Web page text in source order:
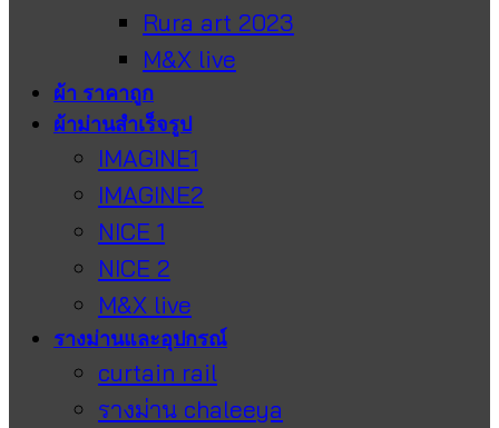
Rura art 2023
M&X live
ผ้า ราคาถูก
ผ้าม่านสำเร็จรูป
IMAGINE1
IMAGINE2
NICE 1
NICE 2
M&X live
รางม่านและอุปกรณ์
curtain rail
รางม่าน chaleeya